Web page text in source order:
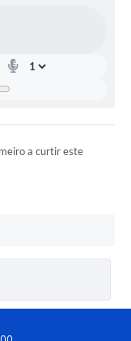
a curtir este